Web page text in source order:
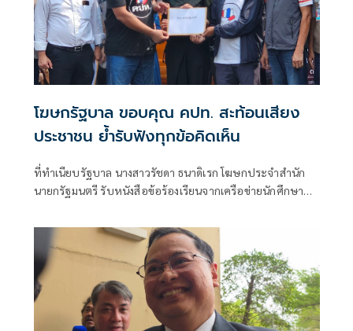
โฆษกรัฐบาล ขอบคุณ คปท. สะท้อนเสียง
ประชาชน ย้ำรับฟังทุกข้อคิดเห็น
ที่ทำเนียบรัฐบาล นางสาวรัชดา ธนาดิเรก โฆษกประจำสำนัก
นายกรัฐมนตรี รับหนังสือข้อร้องเรียนจากเครือข่ายนักศึกษา